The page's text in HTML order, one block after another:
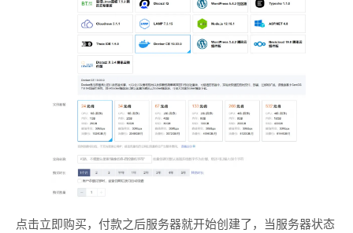
点击立即购买，付款之后服务器就开始创建了，当服务器状态